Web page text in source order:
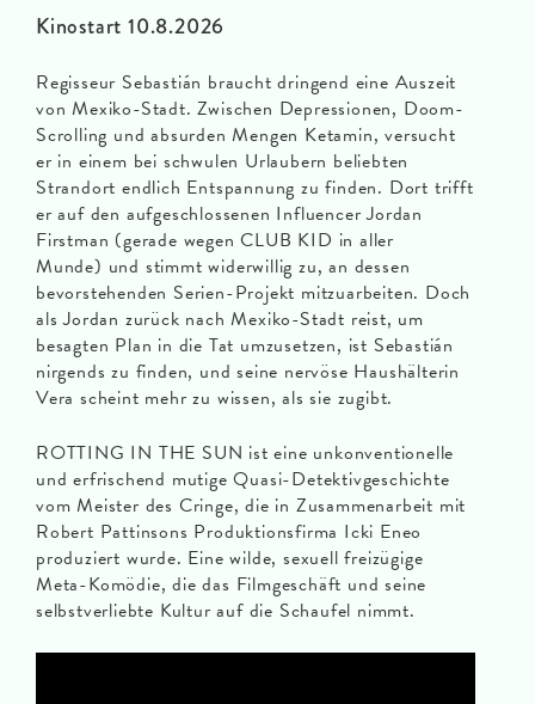
Kinostart 10.8.2026
Regisseur Sebastián braucht dringend eine Auszeit
von Mexiko-Stadt. Zwischen Depressionen, Doom-
Scrolling und absurden Mengen Ketamin, versucht
er in einem bei schwulen Urlaubern beliebten
Strandort endlich Entspannung zu finden. Dort trifft
er auf den aufgeschlossenen Influencer Jordan
Firstman (gerade wegen CLUB KID in aller
Munde) und stimmt widerwillig zu, an dessen
bevorstehenden Serien-Projekt mitzuarbeiten. Doch
als Jordan zurück nach Mexiko-Stadt reist, um
besagten Plan in die Tat umzusetzen, ist Sebastián
nirgends zu finden, und seine nervöse Haushälterin
Vera scheint mehr zu wissen, als sie zugibt.
ROTTING IN THE SUN ist eine unkonventionelle
und erfrischend mutige Quasi-Detektivgeschichte
vom Meister des Cringe, die in Zusammenarbeit mit
Robert Pattinsons Produktionsfirma Icki Eneo
produziert wurde. Eine wilde, sexuell freizügige
Meta-Komödie, die das Filmgeschäft und seine
selbstverliebte Kultur auf die Schaufel nimmt.